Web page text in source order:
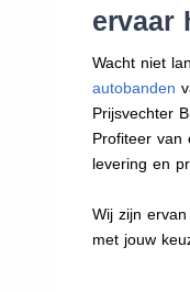
ervaar
Wacht niet
autobanden
Prijsvechter
Profiteer van
levering en
Wij zijn
met jouw